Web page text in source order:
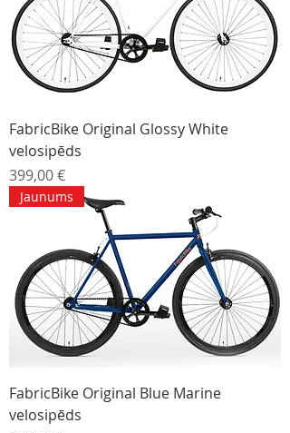
FabricBike Original Glossy White
velosipēds
Cena
399,00 €
Jaunums
FabricBike Original Blue Marine
velosipēds